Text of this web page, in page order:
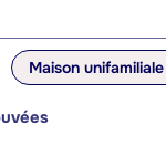
Maison unifamiliale